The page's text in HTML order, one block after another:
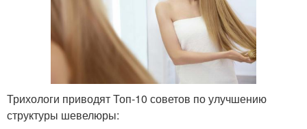
Трихологи приводят Топ-10 советов по улучшению
структуры шевелюры: